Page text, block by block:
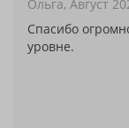
Ольга, Август
Спасибо
уровне.